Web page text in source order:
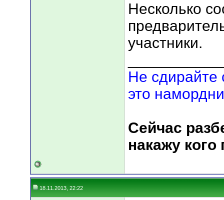
Несколько
участники.
Не сдирайте
это
Сейчас
накажу кого
18.11.2013, 22:22